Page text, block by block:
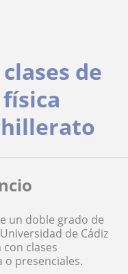
de
un doble grado de
de Cádiz
con clases
o presenciales.